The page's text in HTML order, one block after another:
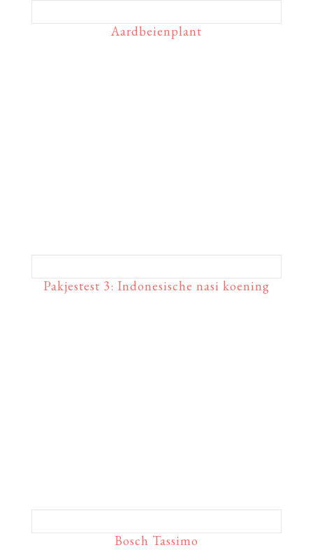
Aardbeienplant
Pakjestest 3: Indonesische nasi koening
Bosch Tassimo